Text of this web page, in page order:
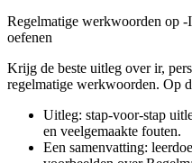
Regelmatige werkwoorden op -
oefenen
Krijg de beste uitleg over ir,
regelmatige werkwoorden. Op
Uitleg: stap-voor-stap
en veelgemaakte fouten.
Een samenvatting: